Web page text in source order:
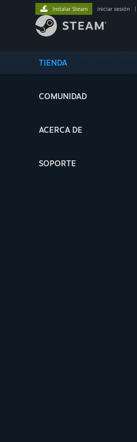
TIENDA
COMUNIDAD
ACERCA DE
SOPORTE
Instalar Steam iniciar sesión